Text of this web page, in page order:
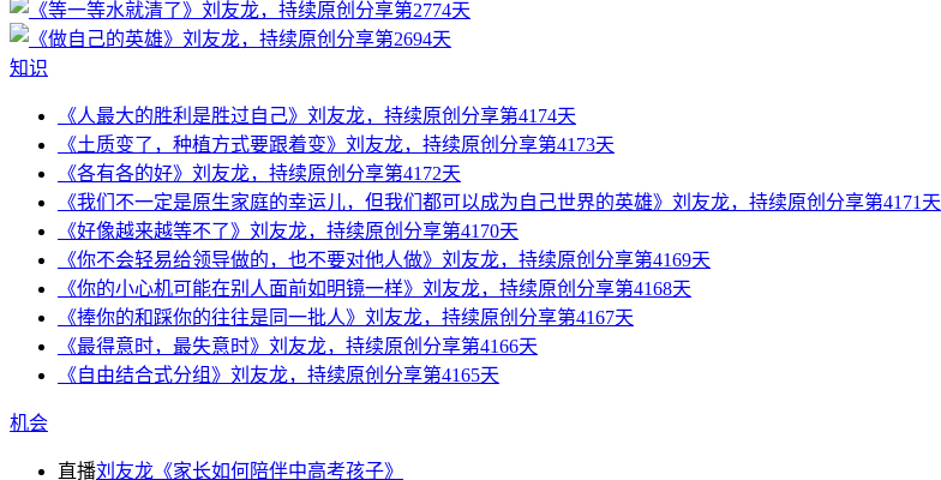
知识
《人最大的胜利是胜过自己》刘友龙，持续原创分享第4174天
《土质变了，种植方式要跟着变》刘友龙，持续原创分享第4173天
《各有各的好》刘友龙，持续原创分享第4172天
《我们不一定是原生家庭的幸运儿，但我们都可以成为自己世界的英雄》刘友龙，持续原创分享第4171天
《好像越来越等不了》刘友龙，持续原创分享第4170天
《你不会轻易给领导做的，也不要对他人做》刘友龙，持续原创分享第4169天
《你的小心机可能在别人面前如明镜一样》刘友龙，持续原创分享第4168天
《捧你的和踩你的往往是同一批人》刘友龙，持续原创分享第4167天
《最得意时，最失意时》刘友龙，持续原创分享第4166天
《自由结合式分组》刘友龙，持续原创分享第4165天
机会
直播刘友龙《家长如何陪伴中高考孩子》